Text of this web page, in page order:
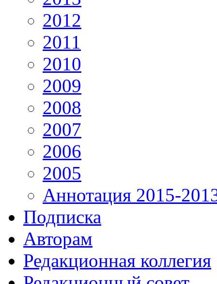
2012
2011
2010
2009
2008
2007
2006
2005
Аннотация 2015-
Подписка
Авторам
Редакционная коллегия